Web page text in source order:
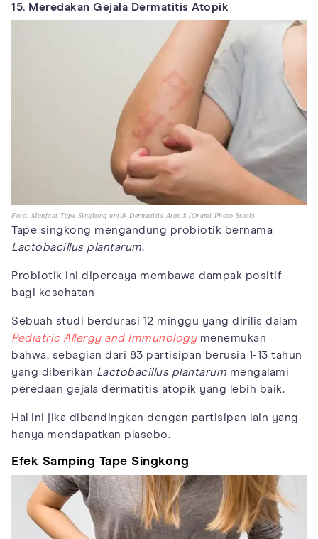
15. Meredakan Gejala Dermatitis Atopik
Foto: Manfaat Tape Singkong untuk Dermatitis Atopik (Orami Photo Stock)
Tape singkong mengandung probiotik bernama
Lactobacillus plantarum.
Probiotik ini dipercaya membawa dampak positif
bagi kesehatan
Sebuah studi berdurasi 12 minggu yang dirilis dalam
Pediatric Allergy and Immunologymenemukan
bahwa, sebagian dari 83 partisipan berusia 1-13 tahun
yang diberikan Lactobacillus plantarum mengalami
peredaan gejala dermatitis atopik yang lebih baik.
Hal ini jika dibandingkan dengan partisipan lain yang
hanya mendapatkan plasebo.
Efek Samping Tape Singkong